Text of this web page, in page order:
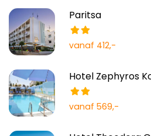
Paritsa
vanaf 412,-
Hotel Zephyros
vanaf 569,-